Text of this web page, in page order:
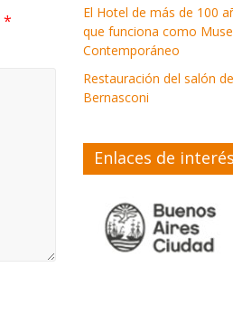
*
El Hotel de más de 100
que funciona como
Contemporáneo
Restauración del salón
Bernasconi
Enlaces de interés